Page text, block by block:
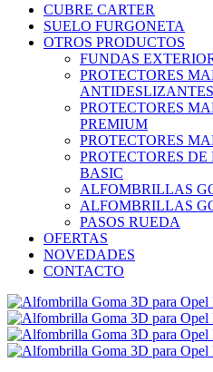
CUBRE CARTER
SUELO FURGONETA
OTROS PRODUCTOS
FUNDAS
PROTECTORES
ANTIDESLIZANTES
PROTECTORES
PREMIUM
PROTECTORES
PROTECTORES
BASIC
ALFOMBRILLAS
ALFOMBRILLAS
PASOS RUEDA
OFERTAS
NOVEDADES
CONTACTO